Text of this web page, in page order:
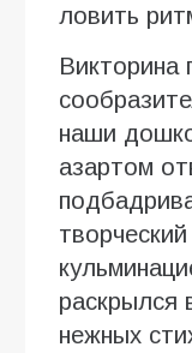
ловить
Викторина
наши
азартом
раскрылся
нежных